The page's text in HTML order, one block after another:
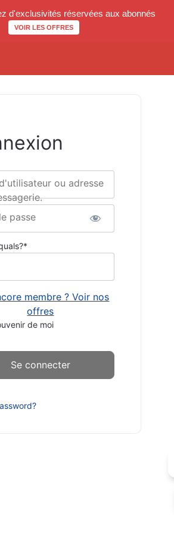
d'exclusivités réservées aux abonnés
VOIR LES OFFRES
ou adresse
passe
*
membre ? Voir nos
offres
de moi